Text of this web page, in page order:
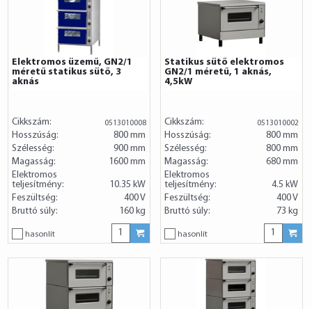
Elektromos üzemű, GN2/1
méretű statikus sütő, 3
aknás
Cikkszám: 0513010008
Hosszúság:
800 mm
Szélesség:
900 mm
Magasság:
1600 mm
Elektromos
teljesítmény:
10.35 kW
Feszültség:
400 V
Bruttó súly:
160 kg
hasonlít
Statikus sütő elektromos
GN2/1 méretű, 1 aknás,
4,5kW
Cikkszám: 0513010002
Hosszúság:
800 mm
Szélesség:
800 mm
Magasság:
680 mm
Elektromos
teljesítmény:
4.5 kW
Feszültség:
400 V
Bruttó súly:
73 kg
hasonlít